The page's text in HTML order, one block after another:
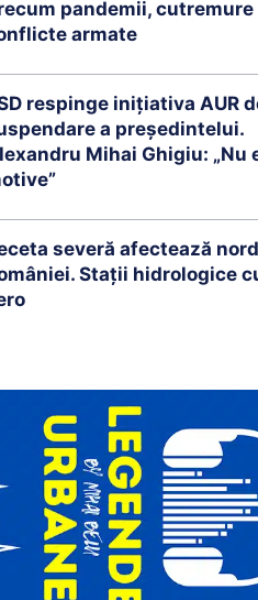
pandemii, cutremure
armate
respinge inițiativa AUR
a președintelui.
Mihai Ghigiu: „Nu
severă afectează
Stații hidrologice